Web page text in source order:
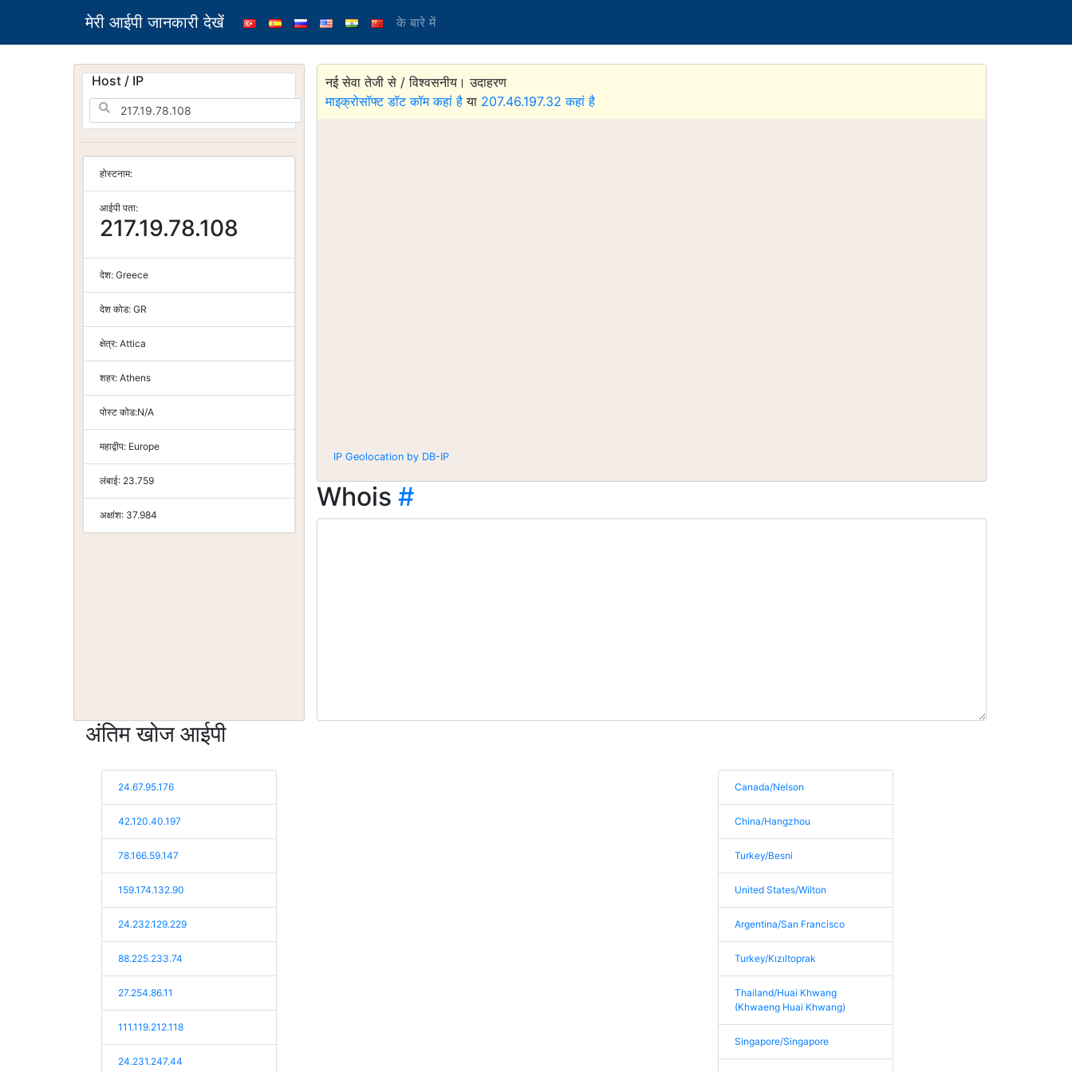
मेरी आईपी जानकारी देखें के बारे में
Host / IP
होस्टनाम:
आईपी पता:
217.19.78.108
देश: Greece
देश कोड: GR
क्षेत्र: Attica
शहर: Athens
पोस्ट कोड:N/A
महाद्वीप: Europe
लंबाई: 23.759
अक्षांश: 37.984
नई सेवा तेजी से / विश्वसनीय। उदाहरण
माइक्रोसॉफ्ट डॉट कॉम कहां है या 207.46.197.32 कहां है
IP Geolocation by DB-IP
Whois #
अंतिम खोज आईपी
24.67.95.176
42.120.40.197
78.166.59.147
159.174.132.90
24.232.129.229
88.225.233.74
27.254.86.11
111.119.212.118
24.231.247.44
Canada/Nelson
China/Hangzhou
Turkey/Besni
United States/Wilton
Argentina/San Francisco
Turkey/Kızıltoprak
Thailand/Huai Khwang
(Khwaeng Huai Khwang)
Singapore/Singapore